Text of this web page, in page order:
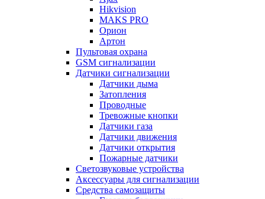
Hikvision
MAKS PRO
Орион
Артон
Пультовая охрана
GSM сигнализации
Датчики сигнализации
Датчики дыма
Затопления
Проводные
Тревожные кнопки
Датчики газа
Датчики движения
Датчики открытия
Пожарные датчики
Светозвуковые устройства
Аксессуары для сигнализации
Средства самозащиты